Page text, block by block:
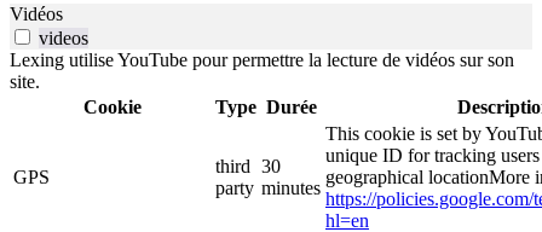
Vidéos
videos
Lexing utilise YouTube pour permettre la lecture de vidéos sur son
site.
Cookie
Type Durée
GPS
third
party
30
minutes
This cookie is set by
unique ID for tracking
geographical locationMore
https://policies.google.com/
hl=en